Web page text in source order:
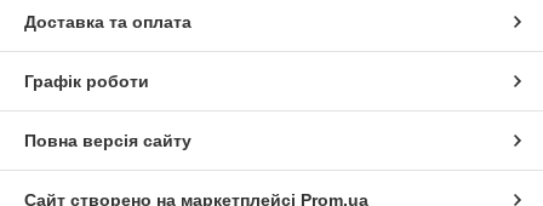
Доставка та оплата
Графік роботи
Повна версія сайту
Сайт створено на маркетплейсі Prom.ua